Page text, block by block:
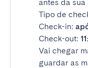
antes da sua
Tipo de
Check-in:
Check-out:
Vai chegar
guardar as